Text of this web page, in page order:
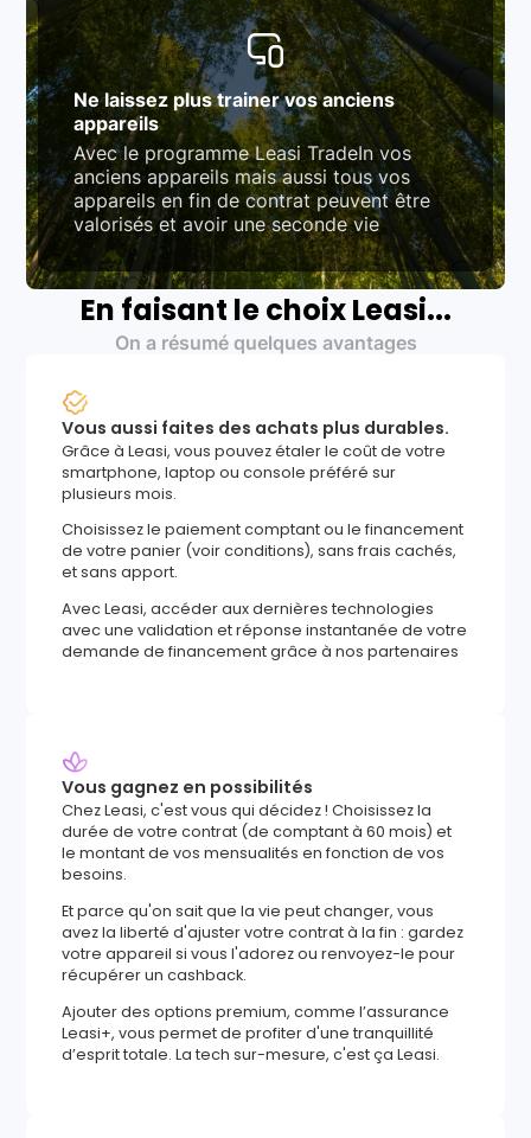
Ne laissez plus trainer vos anciens
appareils
Avec le programme Leasi TradeIn vos
anciens appareils mais aussi tous vos
appareils en fin de contrat peuvent être
valorisés et avoir une seconde vie
En faisant le choix Leasi...
On a résumé quelques avantages
Vous aussi faites des achats plus durables.
Grâce à Leasi, vous pouvez étaler le coût de votre
smartphone, laptop ou console préféré sur
plusieurs mois.
Choisissez le paiement comptant ou le financement
de votre panier (voir conditions), sans frais cachés,
et sans apport.
Avec Leasi, accéder aux dernières technologies
avec une validation et réponse instantanée de votre
demande de financement grâce à nos partenaires
Vous gagnez en possibilités
Chez Leasi, c'est vous qui décidez ! Choisissez la
durée de votre contrat (de comptant à 60 mois) et
le montant de vos mensualités en fonction de vos
besoins.
Et parce qu'on sait que la vie peut changer, vous
avez la liberté d'ajuster votre contrat à la fin : gardez
votre appareil si vous l'adorez ou renvoyez-le pour
récupérer un cashback.
Ajouter des options premium, comme l’assurance
Leasi+, vous permet de profiter d'une tranquillité
d’esprit totale. La tech sur-mesure, c'est ça Leasi.